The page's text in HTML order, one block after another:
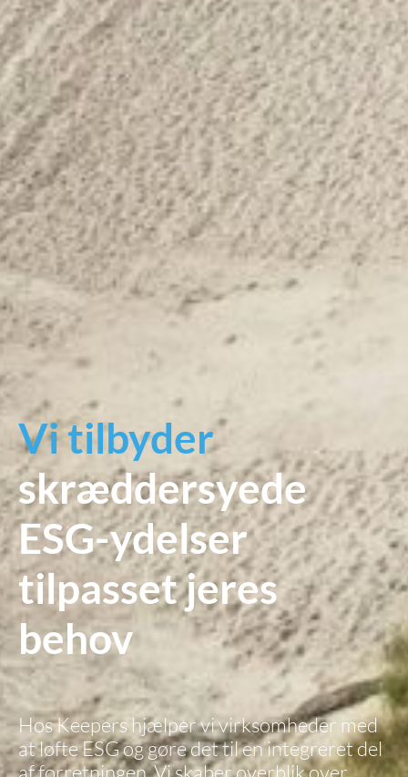
Vi tilbyder
skræddersyede
ESG-ydelser
tilpasset jeres
behov
Hos Keepers hjælper vi virksomheder med
at løfte ESG og gøre det til en integreret del
af forretningen. Vi skaber overblik over